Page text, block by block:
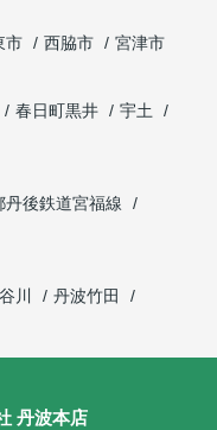
市 西脇市
宮津市
春日町黒井
宇土
丹後鉄道宮福線
谷川
丹波竹田
丹波本店